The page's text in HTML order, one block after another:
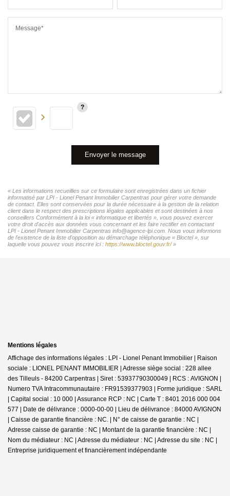
Message*
Envoyer le message
« Les informations recueillies sur ce formulaire sont enregistrées dans un fichier
informatisé par LPI - Lionel Penant Immobilier Carpentras pour gérer votre demande
de contact. Elles sont conservées pour la durée nécessaire à la gestion de la relation
client dans le respect des prescriptions légales applicables et sont destinées à nos
conseillers Conformément à la loi « informatique et libertés », vous pouvez exercer
votre droit d'accès aux données vous concernant et les faire rectifier en contactant
LPI - Lionel Penant Immobilier Carpentras info@agence-lpi.com. Nous vous informons
de l'existence de la liste d'opposition au démarchage téléphonique « Bloctel », sur
laquelle vous pouvez vous inscrire ici : https://www.bloctel.gouv.fr/»
Mentions légales
Affichage des informations légales : LPI - Lionel Penant Immobilier | Raison
sociale : LIONEL PENANT IMMOBILIER | Adresse siège social : 228 allee
des Tilleuls - 84200 Carpentras | Siret : 53937790300049 | RCS : AVIGNON |
Numero TVA Intracommunautaire : FR91539377903 | Forme juridique : SARL
| Capital social : 10 000 | Assurance RCP : NC | Carte T : 8401 2016 000 004
577 | Date de délivrance : 0000-00-00 | Lieu de délivrance : 84000 AVIGNON
| Caisse de garantie financière : NC. | N° de caisse de garantie : NC |
Adresse caisse de garantie : NC | Montant de la garantie financière : NC |
Nom du médiateur : NC | Adresse du médiateur : NC | Adresse du site : NC |
Entreprise juridiquement et financièrement indépendante